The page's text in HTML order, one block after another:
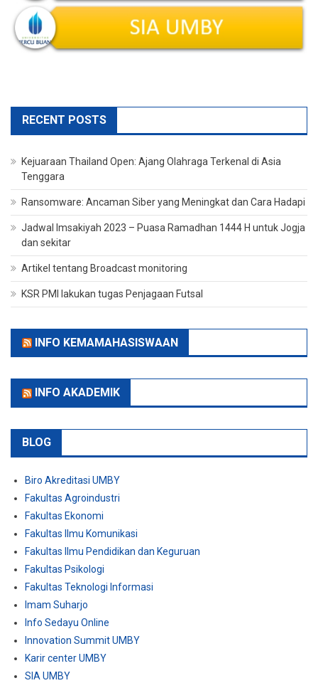
RECENT POSTS
Kejuaraan Thailand Open: Ajang Olahraga Terkenal di Asia
Tenggara
Ransomware: Ancaman Siber yang Meningkat dan Cara Hadapi
Jadwal Imsakiyah 2023 – Puasa Ramadhan 1444 H untuk Jogja
dan sekitar
Artikel tentang Broadcast monitoring
KSR PMI lakukan tugas Penjagaan Futsal
INFO KEMAMAHASISWAAN
INFO AKADEMIK
BLOG
Biro Akreditasi UMBY
Fakultas Agroindustri
Fakultas Ekonomi
Fakultas Ilmu Komunikasi
Fakultas Ilmu Pendidikan dan Keguruan
Fakultas Psikologi
Fakultas Teknologi Informasi
Imam Suharjo
Info Sedayu Online
Innovation Summit UMBY
Karir center UMBY
SIA UMBY